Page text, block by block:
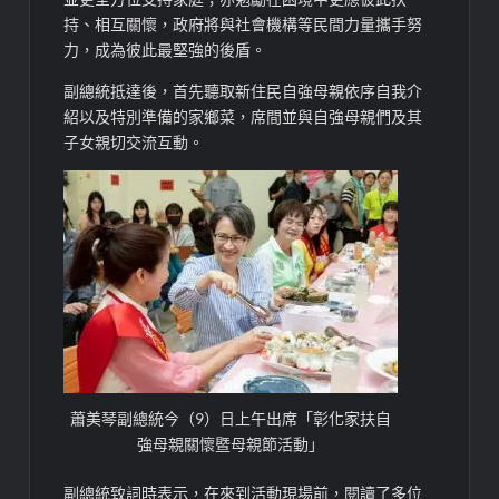
持、相互關懷，政府將與社會機構等民間力量攜手努
力，成為彼此最堅強的後盾。
副總統抵達後，首先聽取新住民自強母親依序自我介
紹以及特別準備的家鄉菜，席間並與自強母親們及其
子女親切交流互動。
蕭美琴副總統今（9）日上午出席「彰化家扶自
強母親關懷暨母親節活動」
副總統致詞時表示，在來到活動現場前，閱讀了多位